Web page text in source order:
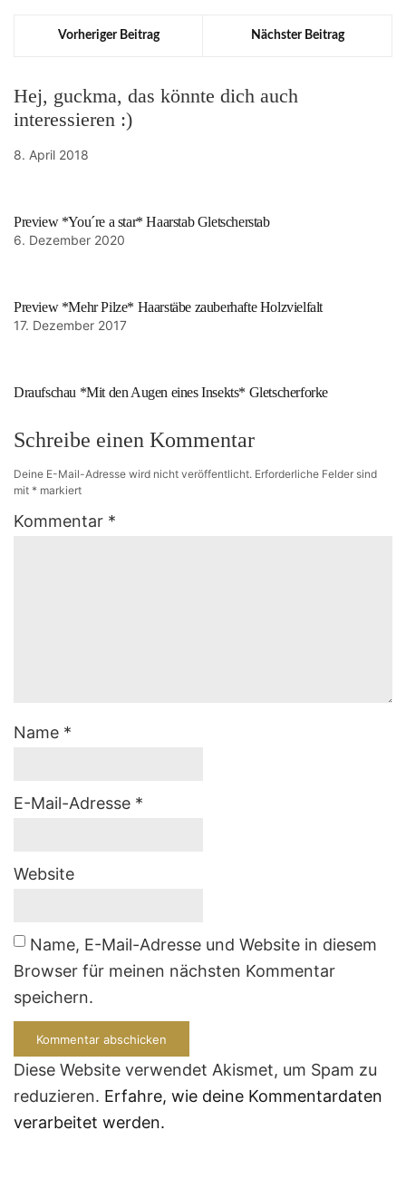
Vorheriger Beitrag Nächster Beitrag
Hej, guckma, das könnte dich auch
interessieren :)
8. April 2018
Preview *You´re a star* Haarstab Gletscherstab
6. Dezember 2020
Preview *Mehr Pilze* Haarstäbe zauberhafte Holzvielfalt
17. Dezember 2017
Draufschau *Mit den Augen eines Insekts* Gletscherforke
Schreibe einen Kommentar
Deine E-Mail-Adresse wird nicht veröffentlicht. Erforderliche Felder sind
mit * markiert
Kommentar *
Name *
E-Mail-Adresse *
Website
Name, E-Mail-Adresse und Website in diesem
Browser für meinen nächsten Kommentar
speichern.
Diese Website verwendet Akismet, um Spam zu
reduzieren. Erfahre, wie deine Kommentardaten
verarbeitet werden.